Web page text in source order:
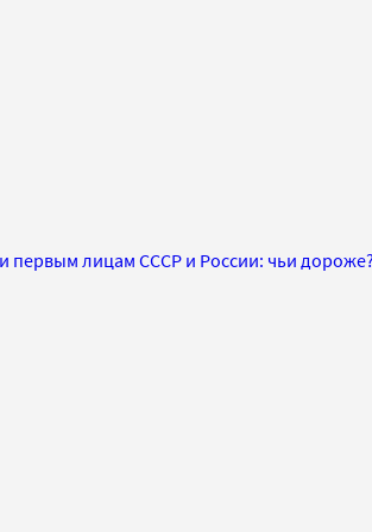
первым лицам СССР и России: чьи